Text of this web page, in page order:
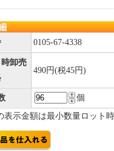
0105-67-4338
卸売
490円(税45円)
個
示金額は最小数量ロット